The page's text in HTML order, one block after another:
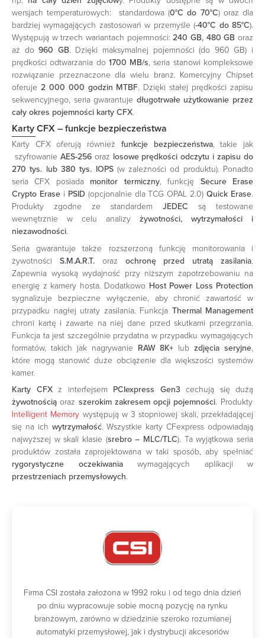
wersjach temperaturowych: standardowa (0°C do 70°C) oraz dla
bardziej wymagających zastosowań w przemyśle (-40°C do 85°C).
Występują w trzech wariantach pojemności:240 GB, 480 GB oraz
aż do960 GB. Dzięki maksymalnej pojemności (do 960 GB) i
prędkości odtwarzania do 1700 MB/s, seria stanowi kompleksowe
rozwiązanie przeznaczone dla wielu branż. Komercyjny Chipset
oferuje 2 000 000 godzin MTBF. Dzięki stałej prędkości zapisu
sekwencyjnego, seria gwarantuje długotrwałe użytkowanie przez
cały okres pojemności karty CFX.
Karty CFX – funkcje bezpieczeństwa
Karty CFX oferują również funkcje bezpieczeństwa, takie jak
szyfrowanie AES-256oraz losowe prędkości odczytu i zapisu do
270 tys. lub 380 tys. IOPS(w zależności od produktu). Ponadto
seria CFX posiada monitor termiczny, funkcję Secure Erase
Crypto Erasei PSID (opcjonalnie dla TCG OPAL 2.0)Quick Erase.
Produkty zgodne ze standardem JEDEC są testowane
wewnętrznie w celu analizy żywotności, wytrzymałości i
niezawodności.
Seria gwarantuje także rozszerzoną funkcję monitorowania i
żywotności S.M.A.R.T.oraz ochronę przed utratą zasilania.
Zapewnia wysoką wydajność przy niższym zapotrzebowaniu na
energię z kamery hosta. Dodatkowo Host Power Loss Protection
sygnalizuje bezpieczne wyłączenie, aby chronić zawartość w
przypadku nagłej utraty zasilania. Funkcja Thermal Management
chroni kartę i zawarte na niej dane przed skutkami przegrzania.
Funkcja ta jest szczególnie przydatna w przypadku wymagających
formatów, takich jak nagrywanie RAW 8K+ lubzdjęcia seryjne,
które mogą stanowić duże obciążenie dla większości systemów
kamer.
Karty CFXz interfejsem PCIexpress Gen3 cechują się dużą
żywotnością oraz szerokim zakresem opcji pojemności. Produkty
Intelligent Memory występują w 3 stopniowej skali, przekładającej
się na ich wytrzymałość. Wszystkie karty CFexpress odpowiadają
najwyższej w skali klasie (srebro – MLC/TLC). Ta wyjątkowa seria
produktów została zaprojektowana w taki sposób, aby spełniać
rygorystyczne oczekiwaniawymagających aplikacji w
przestrzeniach przemysłowych.
Firma CSI została założona w 1992 roku i od tego dnia dzień
po dniu wypracowuje sobie mocną pozycję na rynku
branżowym, zarówno w dziedzinie szeroko rozumianej
automatyki przemysłowej, jak i dystrybucji akcesoriów